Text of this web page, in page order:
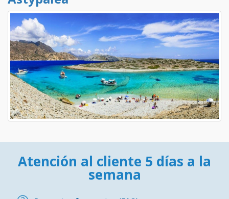
Atención al cliente 5 días a la
semana